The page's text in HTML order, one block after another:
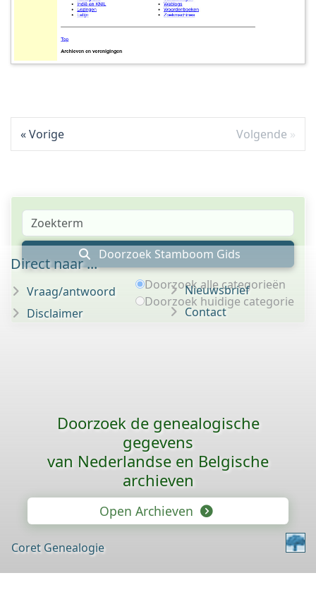
Vorige Volgende
Doorzoek Stamboom Gids
Doorzoek alle categorieën
Doorzoek huidige categorie
Direct naar ...
Vraag/antwoord
Disclaimer
Nieuwsbrief
Contact
Doorzoek de genealogische
gegevens
van Nederlandse en Belgische
archieven
Open Archieven
Coret Genealogie